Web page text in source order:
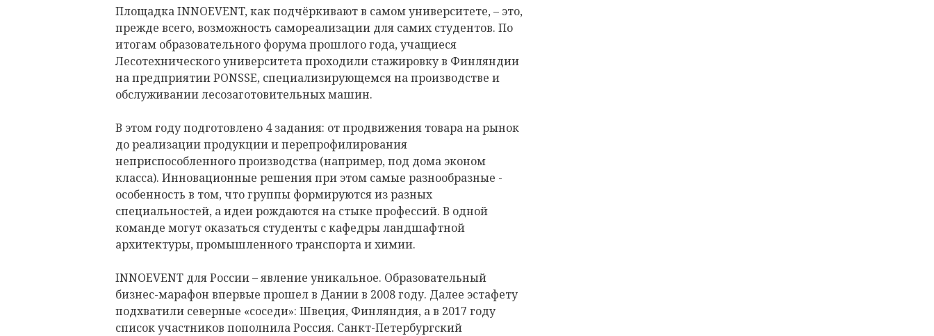
Площадка INNOEVENT, как подчёркивают в самом университете, – это,
прежде всего, возможность самореализации для самих студентов. По
итогам образовательного форума прошлого года, учащиеся
Лесотехнического университета проходили стажировку в Финляндии
на предприятии PONSSE, специализирующемся на производстве и
обслуживании лесозаготовительных машин.
В этом году подготовлено 4 задания: от продвижения товара на рынок
до реализации продукции и перепрофилирования
неприспособленного производства (например, под дома эконом
класса). Инновационные решения при этом самые разнообразные -
особенность в том, что группы формируются из разных
специальностей, а идеи рождаются на стыке профессий. В одной
команде могут оказаться студенты с кафедры ландшафтной
архитектуры, промышленного транспорта и химии.
INNOEVENT для России – явление уникальное. Образовательный
бизнес-марафон впервые прошел в Дании в 2008 году. Далее эстафету
подхватили северные «соседи»: Швеция, Финляндия, а в 2017 году
список участников пополнила Россия. Санкт-Петербургский